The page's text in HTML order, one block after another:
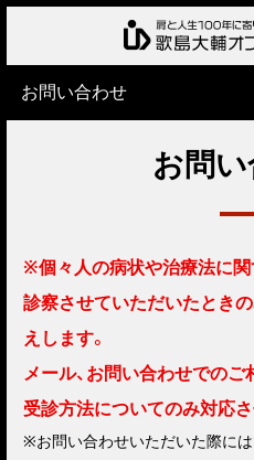
お問い合わせ
お問
※個々人の病状や治療法に関
診察させていただいたとき
えします。
メール、お問い合わせでの
受診方法についてのみ対応
※お問い合わせいただいた際に
HOME
プロフィール
肩の診察・相談の流れ
お知らせ
BLOG